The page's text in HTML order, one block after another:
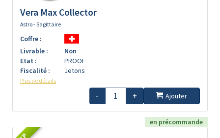
Vera Max Collector
Astro - Sagittaire
Coffre :
Livrable :
Non
Etat :
PROOF
Fiscalité :
Jetons
Plus de détails
- + Ajouter
en précommande